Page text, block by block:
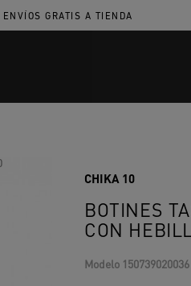
ENVÍOS GRATIS A TIENDA
BOTINES
CON
CHIKA 10
Modelo 150739020036